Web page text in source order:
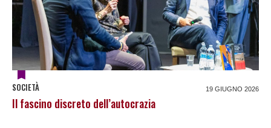
SOCIETÀ 19 GIUGNO 2026
Il fascino discreto dell’autocrazia